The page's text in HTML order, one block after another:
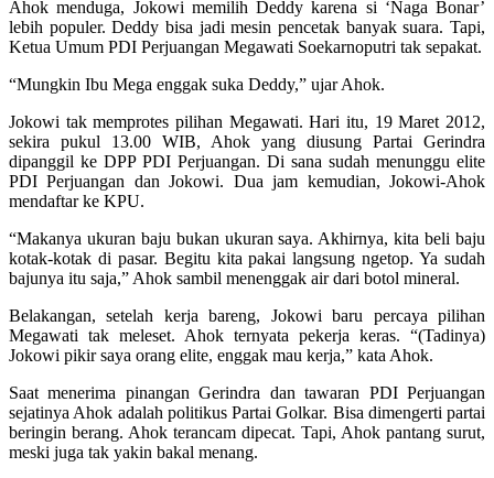
Ahok menduga, Jokowi memilih Deddy karena si ‘Naga Bonar’
lebih populer. Deddy bisa jadi mesin pencetak banyak suara. Tapi,
Ketua Umum PDI Perjuangan Megawati Soekarnoputri tak sepakat.
“Mungkin Ibu Mega enggak suka Deddy,” ujar Ahok.
Jokowi tak memprotes pilihan Megawati. Hari itu, 19 Maret 2012,
sekira pukul 13.00 WIB, Ahok yang diusung Partai Gerindra
dipanggil ke DPP PDI Perjuangan. Di sana sudah menunggu elite
PDI Perjuangan dan Jokowi. Dua jam kemudian, Jokowi-Ahok
mendaftar ke KPU.
“Makanya ukuran baju bukan ukuran saya. Akhirnya, kita beli baju
kotak-kotak di pasar. Begitu kita pakai langsung ngetop. Ya sudah
bajunya itu saja,” Ahok sambil menenggak air dari botol mineral.
Belakangan, setelah kerja bareng, Jokowi baru percaya pilihan
Megawati tak meleset. Ahok ternyata pekerja keras. “(Tadinya)
Jokowi pikir saya orang elite, enggak mau kerja,” kata Ahok.
Saat menerima pinangan Gerindra dan tawaran PDI Perjuangan
sejatinya Ahok adalah politikus Partai Golkar. Bisa dimengerti partai
beringin berang. Ahok terancam dipecat. Tapi, Ahok pantang surut,
meski juga tak yakin bakal menang.